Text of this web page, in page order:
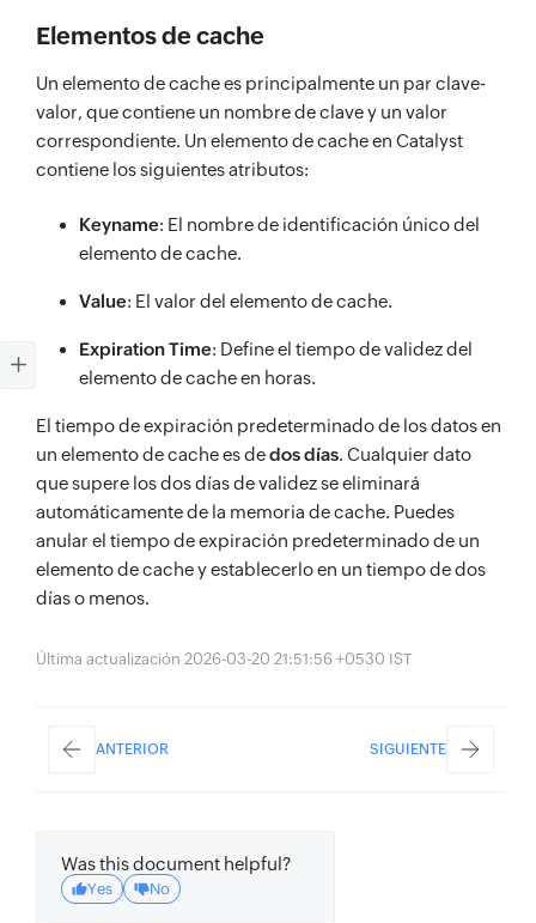
Elementos de cache
Un elemento de cache es principalmente un par clave-
valor, que contiene un nombre de clave y un valor
correspondiente. Un elemento de cache en Catalyst
contiene los siguientes atributos:
Keyname: El nombre de identificación único del
elemento de cache.
Value: El valor del elemento de cache.
Expiration Time: Define el tiempo de validez del
elemento de cache en horas.
El tiempo de expiración predeterminado de los datos en
un elemento de cache es dedos días. Cualquier dato
que supere los dos días de validez se eliminará
automáticamente de la memoria de cache. Puedes
anular el tiempo de expiración predeterminado de un
elemento de cache y establecerlo en un tiempo de dos
días o menos.
Última actualización 2026-03-20 21:51:56 +0530 IST
ANTERIOR SIGUIENTE
Was this document helpful?
Yes No